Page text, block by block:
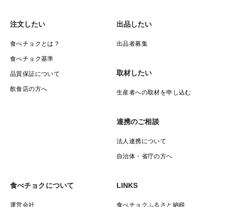
注文したい
食べチョクとは？
食べチョク基準
品質保証について
飲食店の方へ
出品したい
出品者募集
取材したい
生産者への取材を申し込む
連携のご相談
法人連携について
自治体・省庁の方へ
食べチョクについて
運営会社
LINKS
食べチョクふるさと納税